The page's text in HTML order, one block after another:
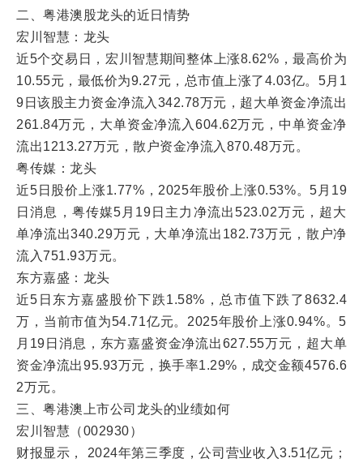
二、粤港澳股龙头的近日情势
宏川智慧：龙头
近5个交易日，宏川智慧期间整体上涨8.62%，最高价为
10.55元，最低价为9.27元，总市值上涨了4.03亿。5月1
9日该股主力资金净流入342.78万元，超大单资金净流出
261.84万元，大单资金净流入604.62万元，中单资金净
流出1213.27万元，散户资金净流入870.48万元。
粤传媒：龙头
近5日股价上涨1.77%，2025年股价上涨0.53%。5月19
日消息，粤传媒5月19日主力净流出523.02万元，超大
单净流出340.29万元，大单净流出182.73万元，散户净
流入751.93万元。
东方嘉盛：龙头
近5日东方嘉盛股价下跌1.58%，总市值下跌了8632.4
万，当前市值为54.71亿元。2025年股价上涨0.94%。5
月19日消息，东方嘉盛资金净流出627.55万元，超大单
资金净流出95.93万元，换手率1.29%，成交金额4576.6
2万元。
三、粤港澳上市公司龙头的业绩如何
宏川智慧（002930）
财报显示， 2024年第三季度，公司营业收入3.51亿元；